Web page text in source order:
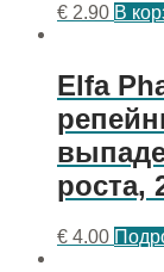
€ 2.90 В
Elfa
роста,
€ 4.00